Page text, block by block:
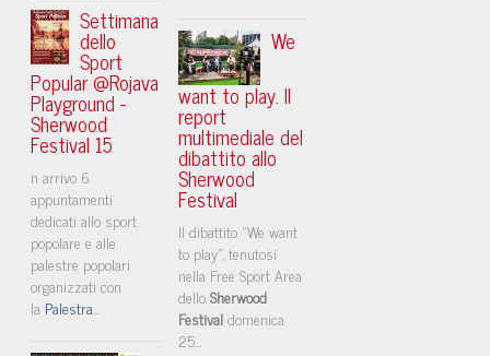
Settimana
dello
Sport
Popular @Rojava
Playground -
Sherwood
Festival 15
n arrivo 6
appuntamenti
dedicati allo sport
popolare e alle
palestre popolari
organizzati con
la Palestra...
We
want to play. Il
report
multimediale del
dibattito allo
Sherwood
Festival
Il dibattito “We want
to play”, tenutosi
nella Free Sport Area
delloSherwood
Festivaldomenica
25...